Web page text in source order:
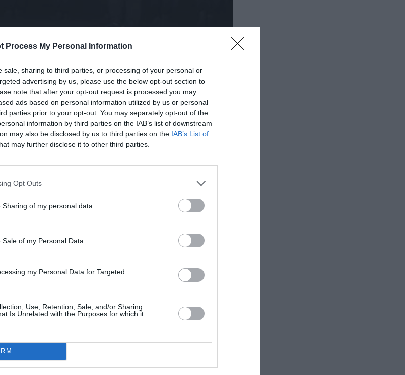
Process My Personal Information
sale, sharing to third parties, or processing of your personal or
advertising by us, please use the below opt-out section to
note that after your opt-out request is processed you may
ads based on personal information utilized by us or personal
parties prior to your opt-out. You may separately opt-out of the
information by third parties on the IAB’s list of downstream
may also be disclosed by us to third parties on the IAB’s List of
may further disclose it to other third parties.
Opt Outs
of my personal data.
of my Personal Data.
my Personal Data for Targeted
Use, Retention, Sale, and/or Sharing
Is Unrelated with the Purposes for which it
- ΧΟΡΟΣ / ΝΕΑ
Τερζόπουλου – Προσθήκη νέας
παράστασης στο Θέατρο Πέτρας
θα παρουσιαστεί στο Θέατρο Πέτρας.